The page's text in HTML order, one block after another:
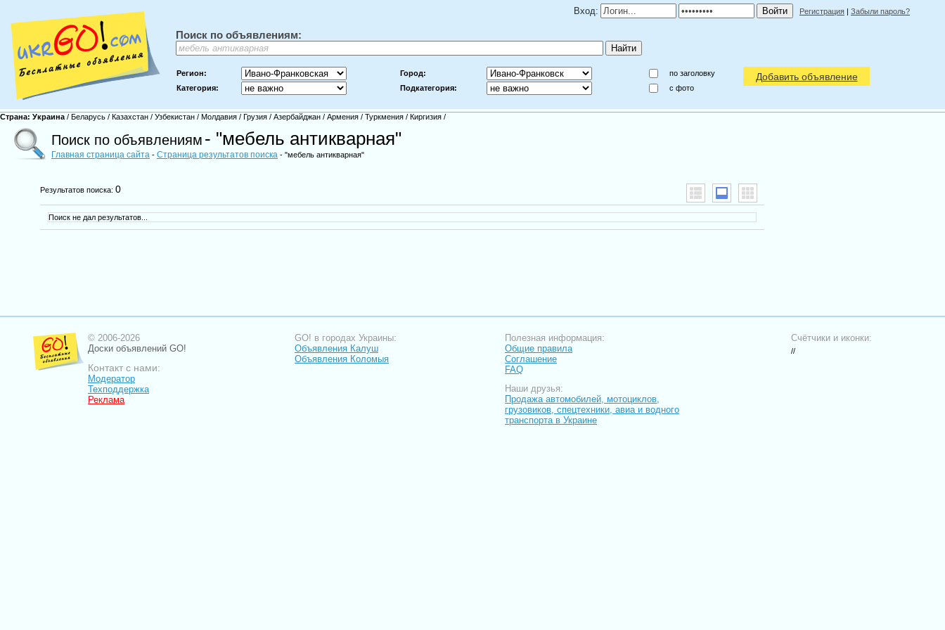
Вход: Регистрация | Забыли пароль?
Поиск по объявлениям:
Регион: Город:
по заголовку
Категория:
Подкатегория: c фото
Добавить объявление
Страна: Украина / Беларусь / Казахстан / Узбекистан / Молдавия / Грузия / Азербайджан / Армения / Туркмения / Киргизия /
Поиск по объявлениям - "мебель антикварная"
Главная страница сайта - Страница результатов поиска - "мебель антикварная"
Результатов поиска:0
Поиск не дал результатов...
© 2006-2026
Доски объявлений GO!
Контакт с нами:
Модератор
Техподдержка
Реклама
GO! в городах Украины:
Объявления Калуш
Объявления Коломыя
Полезная информация:
Общие правила
Соглашение
FAQ
Наши друзья:
Продажа автомобилей, мотоциклов,
грузовиков, спецтехники, авиа и водного
транспорта в Украине
Счётчики и иконки:
//